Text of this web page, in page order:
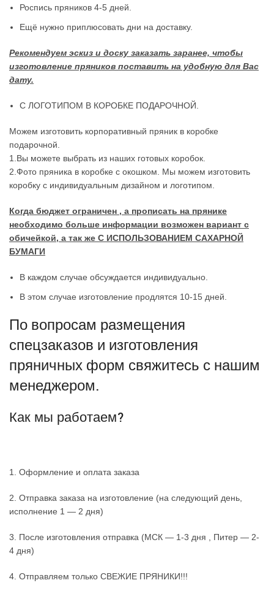
Роспись пряников 4-5 дней.
Ещё нужно приплюсовать дни на доставку.
Рекомендуем эскиз и доску заказать заранее, чтобы
изготовление пряников поставить на удобную для Вас
дату.
С ЛОГОТИПОМ В КОРОБКЕ ПОДАРОЧНОЙ.
Можем изготовить корпоративный пряник в коробке
подарочной.
1.Вы можете выбрать из наших готовых коробок.
2.Фото пряника в коробке с окошком. Мы можем изготовить
коробку с индивидуальным дизайном и логотипом.
Когда бюджет ограничен , а прописать на прянике
необходимо больше информации возможен вариант с
обичейкой, а так же С ИСПОЛЬЗОВАНИЕМ САХАРНОЙ
БУМАГИ
В каждом случае обсуждается индивидуально.
В этом случае изготовление продлятся 10-15 дней.
По вопросам размещения
спецзаказов и изготовления
пряничных форм свяжитесь с нашим
менеджером.
Как мы работаем?
1. Оформление и оплата заказа
2. Отправка заказа на изготовление (на следующий день,
исполнение 1 — 2 дня)
3. После изготовления отправка (МСК — 1-3 дня , Питер — 2-
4 дня)
4. Отправляем только СВЕЖИЕ ПРЯНИКИ!!!